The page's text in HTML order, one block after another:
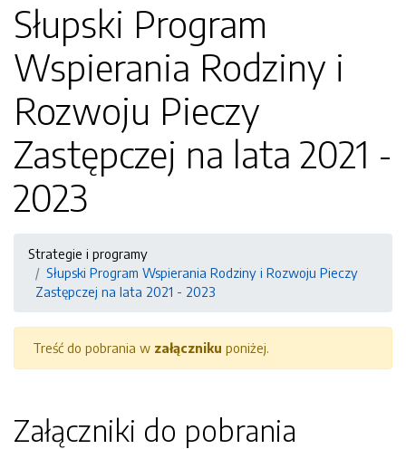
Słupski Program
Wspierania Rodziny i
Rozwoju Pieczy
Zastępczej na lata 2021 -
2023
Strategie i programy
Słupski Program Wspierania Rodziny i Rozwoju Pieczy
Zastępczej na lata 2021 - 2023
Treść do pobrania w załączniku poniżej.
Załączniki do pobrania